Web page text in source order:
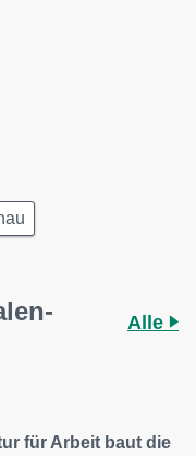
Alle
für Arbeit baut die